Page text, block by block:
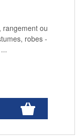
rangement ou
robes -